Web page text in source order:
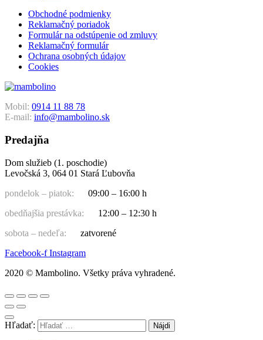
Obchodné podmienky
Reklamačný poriadok
Formulár na odstúpenie od zmluvy
Reklamačný formulár
Ochrana osobných údajov
Cookies
Mobil: 0914 11 88 78
E-mail: info@mambolino.sk
Predajňa
Dom služieb (1. poschodie)
Levočská 3, 064 01 Stará Ľubovňa
pondelok – piatok:
09:00 – 16:00 h
obedňajšia prestávka:
12:00 – 12:30 h
sobota – nedeľa:
zatvorené
Facebook-f Instagram
2020 © Mambolino. Všetky práva vyhradené.
Hľadať: